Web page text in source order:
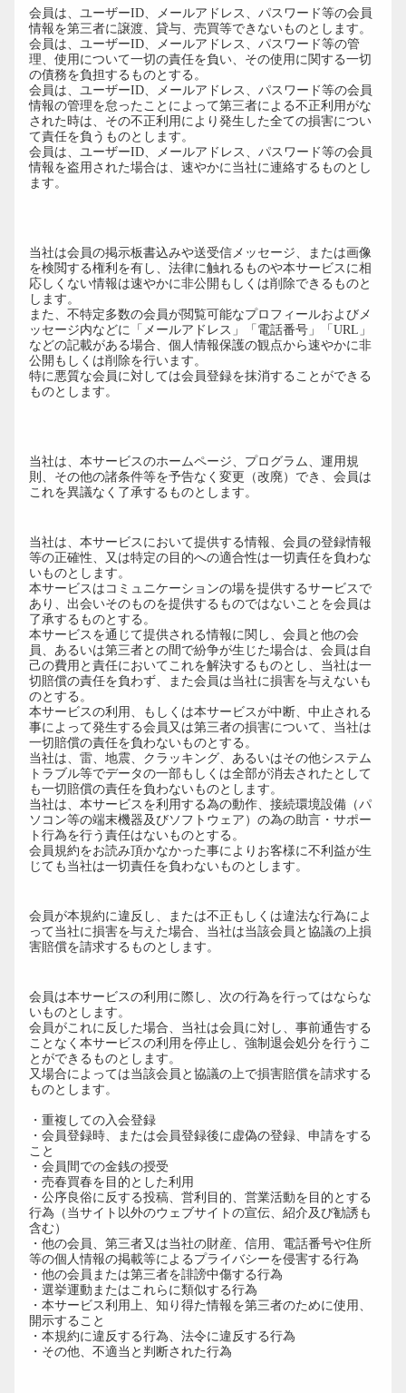
会員は、ユーザーID、メールアドレス、パスワード等の会員
情報を第三者に譲渡、貸与、売買等できないものとします。
会員は、ユーザーID、メールアドレス、パスワード等の管
理、使用について一切の責任を負い、その使用に関する一切
の債務を負担するものとする。
会員は、ユーザーID、メールアドレス、パスワード等の会員
情報の管理を怠ったことによって第三者による不正利用がな
された時は、その不正利用により発生した全ての損害につい
て責任を負うものとします。
会員は、ユーザーID、メールアドレス、パスワード等の会員
情報を盗用された場合は、速やかに当社に連絡するものとし
ます。
当社は会員の掲示板書込みや送受信メッセージ、または画像
を検閲する権利を有し、法律に触れるものや本サービスに相
応しくない情報は速やかに非公開もしくは削除できるものと
します。
また、不特定多数の会員が閲覧可能なプロフィールおよびメ
ッセージ内などに「メールアドレス」「電話番号」「URL」
などの記載がある場合、個人情報保護の観点から速やかに非
公開もしくは削除を行います。
特に悪質な会員に対しては会員登録を抹消することができる
ものとします。
当社は、本サービスのホームページ、プログラム、運用規
則、その他の諸条件等を予告なく変更（改廃）でき、会員は
これを異議なく了承するものとします。
当社は、本サービスにおいて提供する情報、会員の登録情報
等の正確性、又は特定の目的への適合性は一切責任を負わな
いものとします。
本サービスはコミュニケーションの場を提供するサービスで
あり、出会いそのものを提供するものではないことを会員は
了承するものとする。
本サービスを通じて提供される情報に関し、会員と他の会
員、あるいは第三者との間で紛争が生じた場合は、会員は自
己の費用と責任においてこれを解決するものとし、当社は一
切賠償の責任を負わず、また会員は当社に損害を与えないも
のとする。
本サービスの利用、もしくは本サービスが中断、中止される
事によって発生する会員又は第三者の損害について、当社は
一切賠償の責任を負わないものとする。
当社は、雷、地震、クラッキング、あるいはその他システム
トラブル等でデータの一部もしくは全部が消去されたとして
も一切賠償の責任を負わないものとします。
当社は、本サービスを利用する為の動作、接続環境設備（パ
ソコン等の端末機器及びソフトウェア）の為の助言・サポー
ト行為を行う責任はないものとする。
会員規約をお読み頂かなかった事によりお客様に不利益が生
じても当社は一切責任を負わないものとします。
会員が本規約に違反し、または不正もしくは違法な行為によ
って当社に損害を与えた場合、当社は当該会員と協議の上損
害賠償を請求するものとします。
会員は本サービスの利用に際し、次の行為を行ってはならな
いものとします。
会員がこれに反した場合、当社は会員に対し、事前通告する
ことなく本サービスの利用を停止し、強制退会処分を行うこ
とができるものとします。
又場合によっては当該会員と協議の上で損害賠償を請求する
ものとします。
・重複しての入会登録
・会員登録時、または会員登録後に虚偽の登録、申請をする
こと
・会員間での金銭の授受
・売春買春を目的とした利用
・公序良俗に反する投稿、営利目的、営業活動を目的とする
行為（当サイト以外のウェブサイトの宣伝、紹介及び勧誘も
含む）
・他の会員、第三者又は当社の財産、信用、電話番号や住所
等の個人情報の掲載等によるプライバシーを侵害する行為
・他の会員または第三者を誹謗中傷する行為
・選挙運動またはこれらに類似する行為
・本サービス利用上、知り得た情報を第三者のために使用、
開示すること
・本規約に違反する行為、法令に違反する行為
・その他、不適当と判断された行為